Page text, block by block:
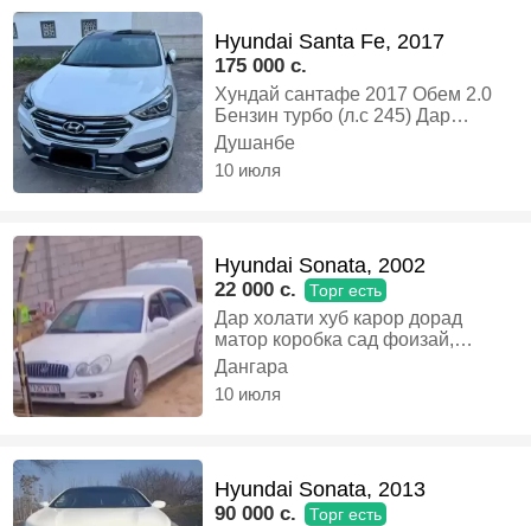
Hyundai Santa Fe, 2017
175 000 c.
Хундай сантафе 2017 Обем 2.0
Бензин турбо (л.с 245) Дар
Холати Хеле техника Хуб Карор
Дорад 7 одама, Бензин, Автомат,
Внедорожник
Душанбе
10 июля
Hyundai Sonata, 2002
22 000 c. Торг есть
Дар холати хуб карор дорад
матор коробка сад фоизай,
Бензин, Механика, Седан
Дангара
10 июля
Hyundai Sonata, 2013
90 000 c. Торг есть